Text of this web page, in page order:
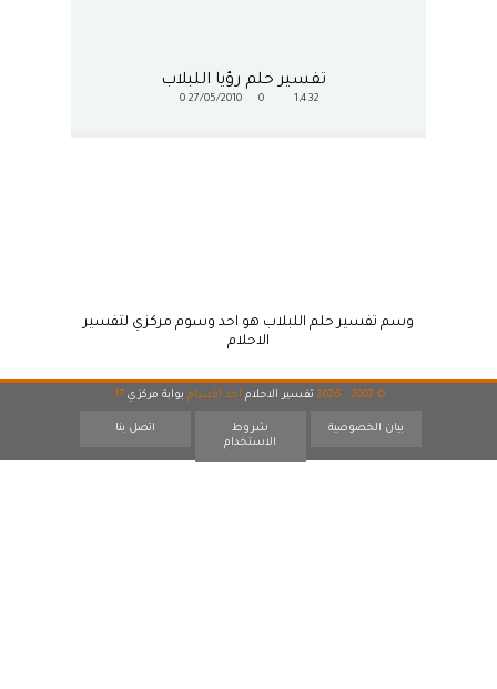
تفسير حلم رؤيا اللبلاب
1,432
27/05/2010
0
وسم تفسير حلم اللبلاب هو احد وسوم مركزي لتفسير
الاحلام
© 2007 - 2026 تفسير الاحلام احد اقسام بوابة مركزي 17
بيان الخصوصية
شروط
الاستخدام
اتصل بنا